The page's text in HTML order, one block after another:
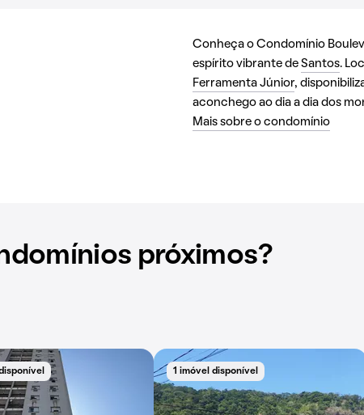
Conheça o Condomínio
espírito vibrante de Santos.
Ferramenta Júnior,
aconchego ao dia a dia dos
Mais sobre o condomínio
próximos?
1 imóvel disponível